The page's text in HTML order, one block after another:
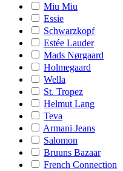
Miu Miu
Essie
Schwarzkopf
Estée Lauder
Mads Nørgaard
Holmegaard
Wella
St. Tropez
Helmut Lang
Teva
Armani Jeans
Salomon
Bruuns Bazaar
French Connection